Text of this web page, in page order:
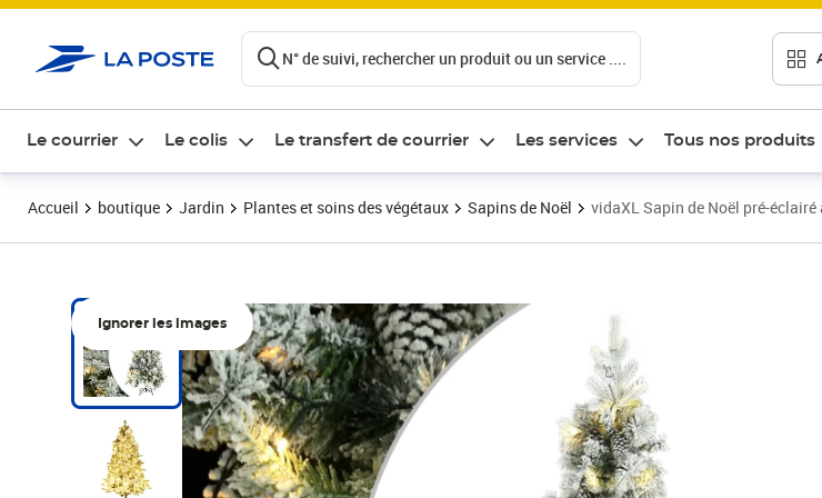
N° de suivi, rechercher un produit ou un service ....
Le courrier Le colis Le transfert de courrier Les services Tous nos produits
Accueil boutique Jardin Plantes et soins des végétaux Sapins de Noël vidaXL Sapin de Noël pré-
Ignorer les images